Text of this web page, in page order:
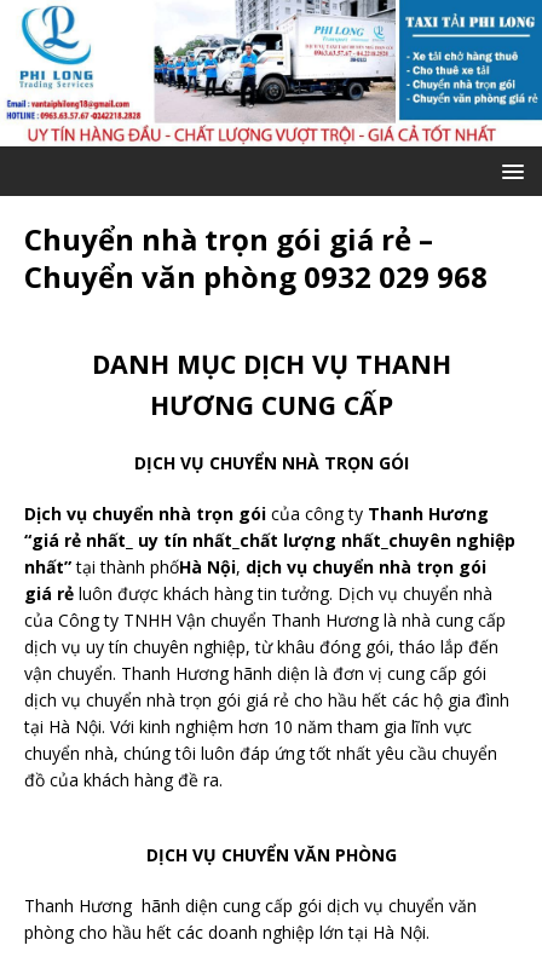
Chuyển nhà trọn gói giá rẻ –
Chuyển văn phòng 0932 029 968
DANH MỤC DỊCH VỤ THANH
HƯƠNG CUNG CẤP
DỊCH VỤ CHUYỂN NHÀ TRỌN GÓI
Dịch vụ chuyển nhà trọn gói của công ty Thanh Hương
“giá rẻ nhất_ uy tín nhất_chất lượng nhất_chuyên nghiệp
nhất”tại thành phốHà Nội, dịch vụ chuyển nhà trọn gói
giá rẻ luôn được khách hàng tin tưởng. Dịch vụ chuyển nhà
của Công ty TNHH Vận chuyển Thanh Hương là nhà cung cấp
dịch vụ uy tín chuyên nghiệp, từ khâu đóng gói, tháo lắp đến
vận chuyển. Thanh Hương hãnh diện là đơn vị cung cấp gói
dịch vụ chuyển nhà trọn gói giá rẻ cho hầu hết các hộ gia đình
tại Hà Nội. Với kinh nghiệm hơn 10 năm tham gia lĩnh vực
chuyển nhà, chúng tôi luôn đáp ứng tốt nhất yêu cầu chuyển
đồ của khách hàng đề ra.
DỊCH VỤ CHUYỂN VĂN PHÒNG
Thanh Hương hãnh diện cung cấp gói dịch vụ chuyển văn
phòng cho hầu hết các doanh nghiệp lớn tại Hà Nội.